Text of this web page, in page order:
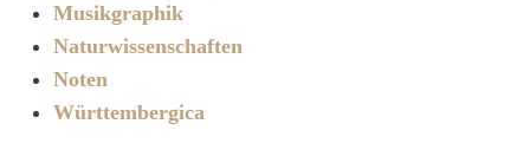
Musikgraphik
Naturwissenschaften
Noten
Württembergica